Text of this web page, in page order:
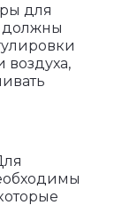
для
должны
воздуха,